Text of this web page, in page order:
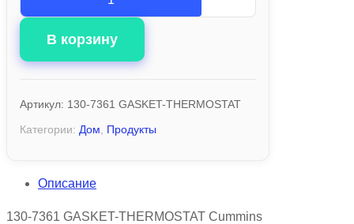
В корзину
Артикул: 130-7361 GASKET-THERMOSTAT
Категории: Дом Продукты
Описание
130-7361 GASKET-THERMOSTAT Cummins